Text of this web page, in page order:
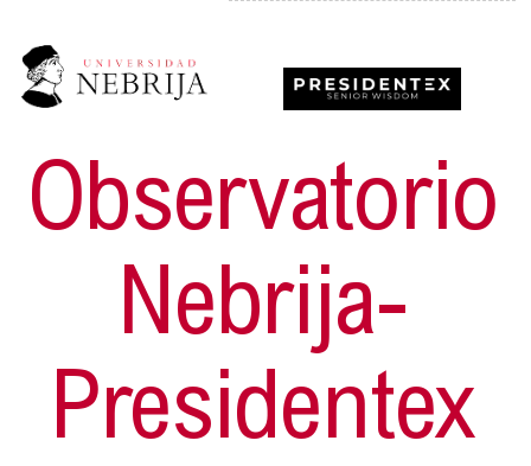
Observatorio
Nebrija-
Presidentex